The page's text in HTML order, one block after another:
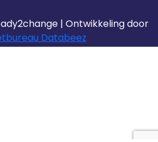
| Ontwikkeling door
Databeez